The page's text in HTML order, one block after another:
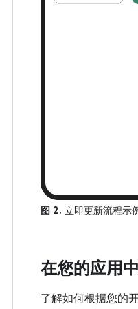
图 2. 立即更新流程示
在您的应用
了解如何根据您的